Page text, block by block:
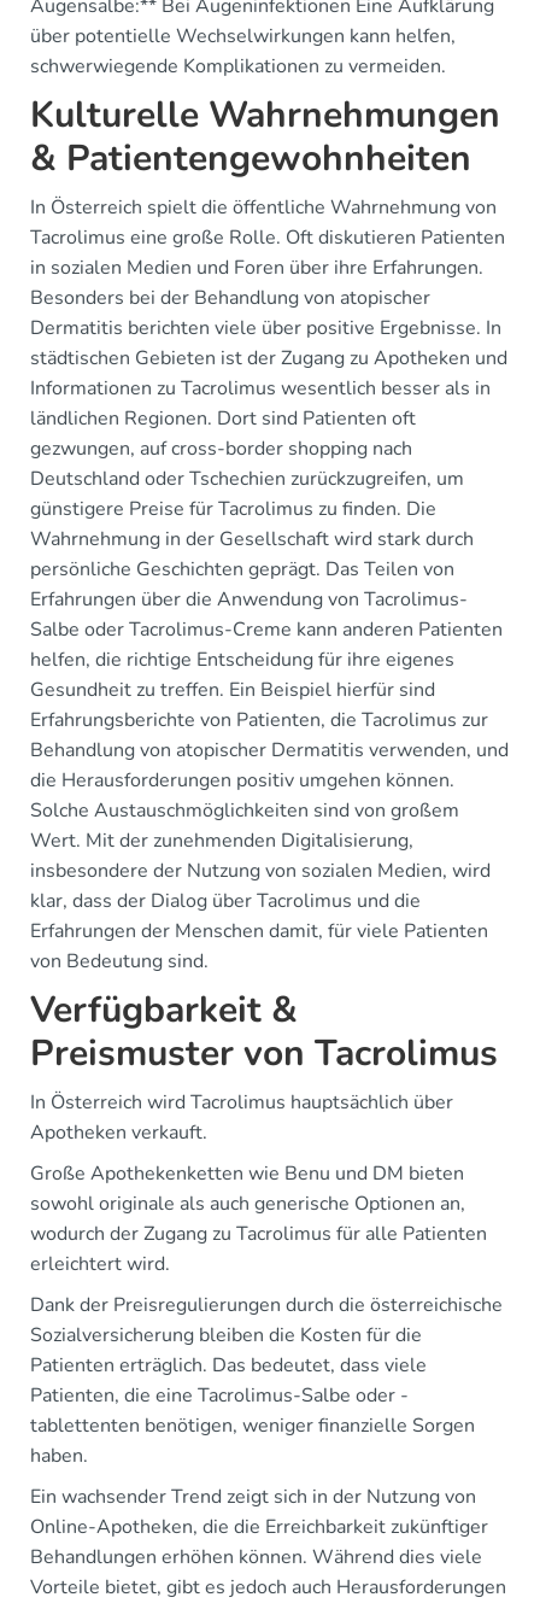
Augensalbe:** Bei Augeninfektionen Eine Aufklärung
über potentielle Wechselwirkungen kann helfen,
schwerwiegende Komplikationen zu vermeiden.
Kulturelle Wahrnehmungen
& Patientengewohnheiten
In Österreich spielt die öffentliche Wahrnehmung von
Tacrolimus eine große Rolle. Oft diskutieren Patienten
in sozialen Medien und Foren über ihre Erfahrungen.
Besonders bei der Behandlung von atopischer
Dermatitis berichten viele über positive Ergebnisse. In
städtischen Gebieten ist der Zugang zu Apotheken und
Informationen zu Tacrolimus wesentlich besser als in
ländlichen Regionen. Dort sind Patienten oft
gezwungen, auf cross-border shopping nach
Deutschland oder Tschechien zurückzugreifen, um
günstigere Preise für Tacrolimus zu finden. Die
Wahrnehmung in der Gesellschaft wird stark durch
persönliche Geschichten geprägt. Das Teilen von
Erfahrungen über die Anwendung von Tacrolimus-
Salbe oder Tacrolimus-Creme kann anderen Patienten
helfen, die richtige Entscheidung für ihre eigenes
Gesundheit zu treffen. Ein Beispiel hierfür sind
Erfahrungsberichte von Patienten, die Tacrolimus zur
Behandlung von atopischer Dermatitis verwenden, und
die Herausforderungen positiv umgehen können.
Solche Austauschmöglichkeiten sind von großem
Wert. Mit der zunehmenden Digitalisierung,
insbesondere der Nutzung von sozialen Medien, wird
klar, dass der Dialog über Tacrolimus und die
Erfahrungen der Menschen damit, für viele Patienten
von Bedeutung sind.
Verfügbarkeit &
Preismuster von Tacrolimus
In Österreich wird Tacrolimus hauptsächlich über
Apotheken verkauft.
Große Apothekenketten wie Benu und DM bieten
sowohl originale als auch generische Optionen an,
wodurch der Zugang zu Tacrolimus für alle Patienten
erleichtert wird.
Dank der Preisregulierungen durch die österreichische
Sozialversicherung bleiben die Kosten für die
Patienten erträglich. Das bedeutet, dass viele
Patienten, die eine Tacrolimus-Salbe oder -
tablettenten benötigen, weniger finanzielle Sorgen
haben.
Ein wachsender Trend zeigt sich in der Nutzung von
Online-Apotheken, die die Erreichbarkeit zukünftiger
Behandlungen erhöhen können. Während dies viele
Vorteile bietet, gibt es jedoch auch Herausforderungen